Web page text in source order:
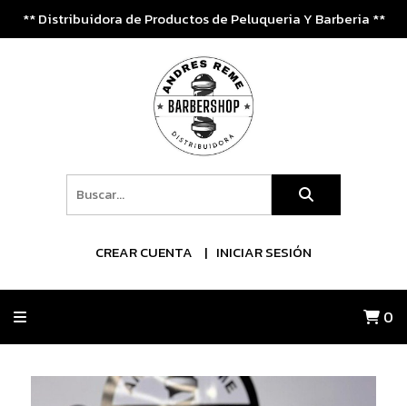
** Distribuidora de Productos de Peluqueria Y Barberia **
CREAR CUENTA INICIAR SESIÓN
0